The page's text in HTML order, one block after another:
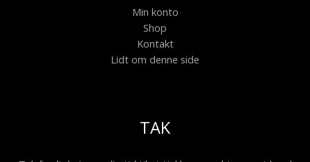
Min konto
Shop
Kontakt
Lidt om denne side
TAK